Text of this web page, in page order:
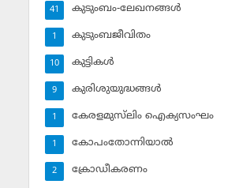
കുടുംബം-ലേഖനങ്ങള്‍
41
കുടുംബജീവിതം
1
കുട്ടികള്‍
10
കുരിശുയുദ്ധങ്ങള്‍
9
കേരളമുസ്‌ലിം ഐക്യസംഘം
1
കോപംതോന്നിയാല്‍
1
ക്രോഡീകരണം
2